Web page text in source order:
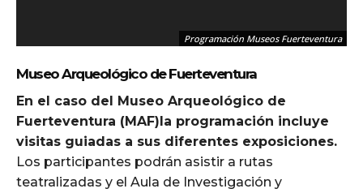
Programación Museos Fuerteventura
Museo Arqueológico de Fuerteventura
En el caso del Museo Arqueológico de
Fuerteventura (MAF)la programación incluye
visitas guiadas a sus diferentes exposiciones.
Los participantes podrán asistir a rutas
teatralizadas y el Aula de Investigación y